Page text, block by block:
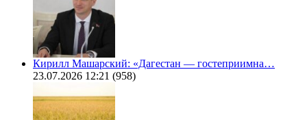
Кирилл Машарский: «Дагестан — гостеприимна…
23.07.2026 12:21 (958)